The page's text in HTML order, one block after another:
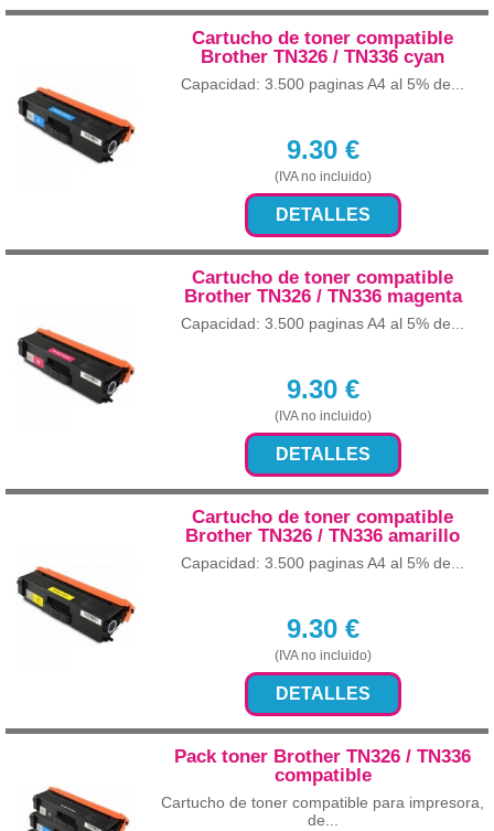
Cartucho de toner compatible
Brother TN326 / TN336 cyan
Capacidad: 3.500 paginas A4 al 5% de...
9.30€
(IVA no incluido)
DETALLES
Cartucho de toner compatible
Brother TN326 / TN336 magenta
Capacidad: 3.500 paginas A4 al 5% de...
9.30€
(IVA no incluido)
DETALLES
Cartucho de toner compatible
Brother TN326 / TN336 amarillo
Capacidad: 3.500 paginas A4 al 5% de...
9.30€
(IVA no incluido)
DETALLES
Pack toner Brother TN326 / TN336
compatible
Cartucho de toner compatible para impresora,
de...